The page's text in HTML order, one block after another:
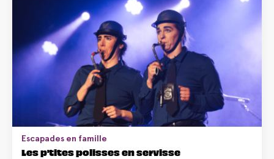
Escapades en famille
Les p'tites polisses en servisse